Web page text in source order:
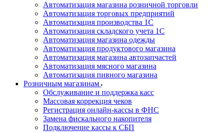
Автоматизация магазина розничной торговли
Автоматизация торговых предприятий
Автоматизация производства 1С
Автоматизация складского учета 1C
Автоматизация магазина одежды
Автоматизация продуктового магазина
Автоматизация магазина автозапчастей
Автоматизация мясного магазина
Автоматизация пивного магазина
Розничным магазинам
Обслуживание и поддержка касс
Массовая коррекция чеков
Регистрация онлайн-кассы в ФНС
Замена фискального накопителя
Подключение кассы к СБП